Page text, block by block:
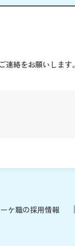
絡をお願いします。
ケ職の採用情報